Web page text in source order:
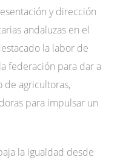
y dirección
andaluzas en el
la labor de
federación para dar a
de agricultoras,
para impulsar un
la igualdad desde